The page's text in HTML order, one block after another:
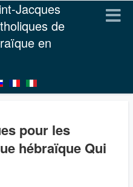
Jacques
de
en
pour les
hébraïque Qui